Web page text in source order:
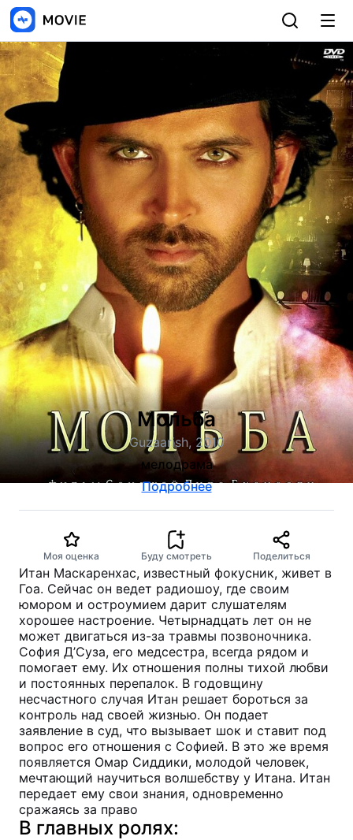
Мольба
Guzaarish, 2010
мелодрама
Подробнее
Моя оценка Буду смотреть Поделиться
Итан Маскаренхас, известный фокусник, живет в
Гоа. Сейчас он ведет радиошоу, где своим
юмором и остроумием дарит слушателям
хорошее настроение. Четырнадцать лет он не
может двигаться из-за травмы позвоночника.
София Д’Суза, его медсестра, всегда рядом и
помогает ему. Их отношения полны тихой любви
и постоянных перепалок. В годовщину
несчастного случая Итан решает бороться за
контроль над своей жизнью. Он подает
заявление в суд, что вызывает шок и ставит под
вопрос его отношения с Софией. В это же время
появляется Омар Сиддики, молодой человек,
мечтающий научиться волшебству у Итана. Итан
передает ему свои знания, одновременно
сражаясь за право
В главных ролях: